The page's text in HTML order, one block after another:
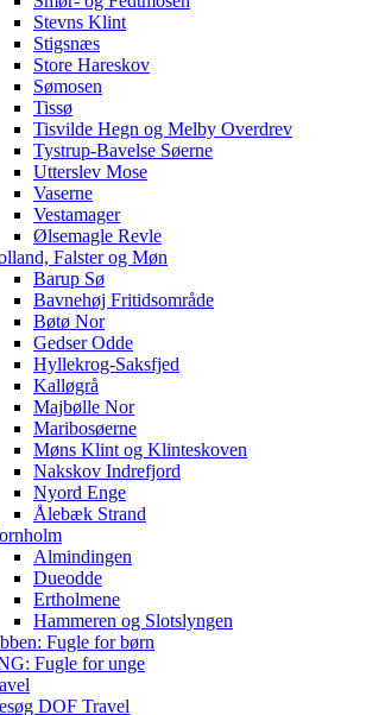
Stevns Klint
Stigsnæs
Store Hareskov
Sømosen
Tissø
Tisvilde Hegn og Melby Overdrev
Tystrup-Bavelse Søerne
Utterslev Mose
Vaserne
Vestamager
Ølsemagle Revle
Falster og Møn
Barup Sø
Bavnehøj Fritidsområde
Bøtø Nor
Gedser Odde
Hyllekrog-Saksfjed
Kalløgrå
Majbølle Nor
Maribosøerne
Møns Klint og Klinteskoven
Nakskov Indrefjord
Nyord Enge
Ålebæk Strand
Almindingen
Dueodde
Ertholmene
Hammeren og Slotslyngen
Fugle for børn
Fugle for unge
DOF Travel